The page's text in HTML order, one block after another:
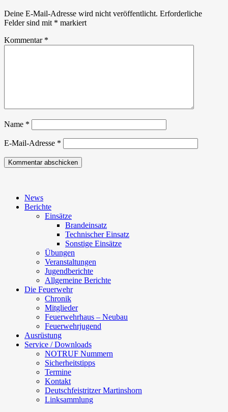
Deine E-Mail-Adresse wird nicht veröffentlicht. Erforderliche
Felder sind mit * markiert
Kommentar *
Name *
E-Mail-Adresse *
News
Berichte
Einsätze
Brandeinsatz
Technischer Einsatz
Sonstige Einsätze
Übungen
Veranstaltungen
Jugendberichte
Allgemeine Berichte
Die Feuerwehr
Chronik
Mitglieder
Feuerwehrhaus – Neubau
Feuerwehrjugend
Ausrüstung
Service / Downloads
NOTRUF Nummern
Sicherheitstipps
Termine
Kontakt
Deutschfeistritzer Martinshorn
Linksammlung